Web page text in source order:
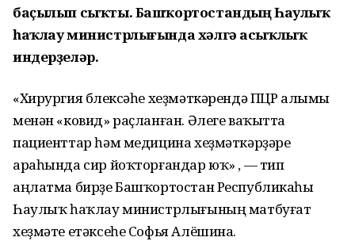
баҫылып сыҡты. Башҡортостандың Һаулыҡ
һаҡлау министрлығында хәлгә асыҡлыҡ
индерҙеләр.
«Хирургия бүлексәһе хеҙмәткәрендә ПЦР алымы
менән «ковид» раҫланған. Әлеге ваҡытта
пациенттар һәм медицина хеҙмәткәрҙәре
араһында сир йоҡторғандар юҡ» , — тип
аңлатма бирҙе Башҡортостан Республикаһы
Һаулыҡ һаҡлау министрлығының матбуғат
хеҙмәте етәксеһе Софья Алёшина.